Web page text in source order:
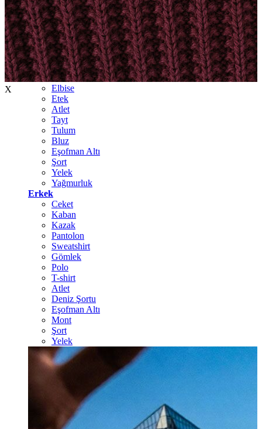
Hırka
Kaban
Kazak
Mont
Pantolon
Sweatshırt
Gömlek
T-shirt
Elbise
Etek
Atlet
Tayt
Tulum
Bluz
Eşofman Altı
Şort
Yelek
Yağmurluk
Erkek
Ceket
Kaban
Kazak
Pantolon
Sweatshirt
Gömlek
Polo
T-shirt
Atlet
Deniz Şortu
Eşofman Altı
Mont
Şort
Yelek
X